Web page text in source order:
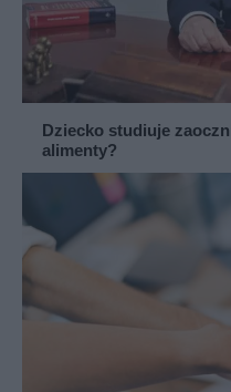
Dziecko studiuje
alimenty?